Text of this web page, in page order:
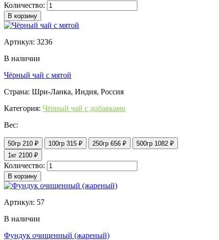
Количество:
В корзину
Артикул: 3236
В наличии
Чёрный чай с мятой
Страна: Шри-Ланка, Индия, Россия
Категория: Чёрный чай с добавками
Вес:
50гр 210 ₽ 100гр 315 ₽ 250гр 656 ₽ 500гр 1082 ₽
1кг 2100 ₽
Количество:
В корзину
Артикул: 57
В наличии
Фундук очищенный (жареный)